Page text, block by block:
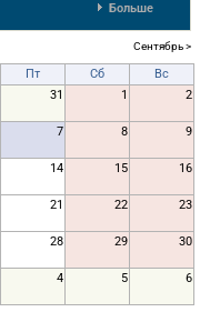
Больше
Сентябрь >
Пт Сб
Вс
31 1 2
7 8 9
14 15 16
21 22 23
28 29 30
4 5 6